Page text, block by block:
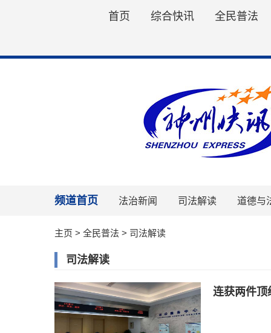
首页 综合快讯 全民普法
频道首页 法治新闻 司法解读 道德与
主页 > 全民普法 > 司法解读
司法解读
连获两件顶